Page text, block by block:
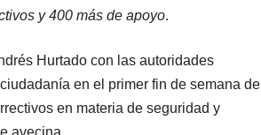
y 400 más de apoyo.
Hurtado con las autoridades
en el primer fin de semana de
en materia de seguridad y
avecina.